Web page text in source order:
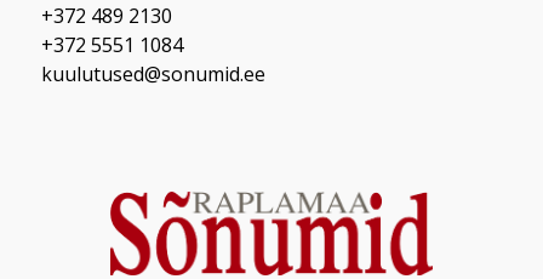
+372 489 2130
+372 5551 1084
kuulutused@sonumid.ee